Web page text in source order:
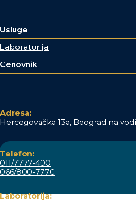
Usluge
Laboratorija
Cenovnik
Adresa:
Hercegovačka 13a, Beograd na vodi
Telefon:
011/7777-400
066/800-7770
Laboratorija: